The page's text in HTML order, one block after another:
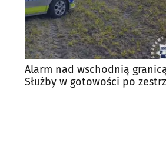
Alarm nad wschodnią
Służby w gotowości po